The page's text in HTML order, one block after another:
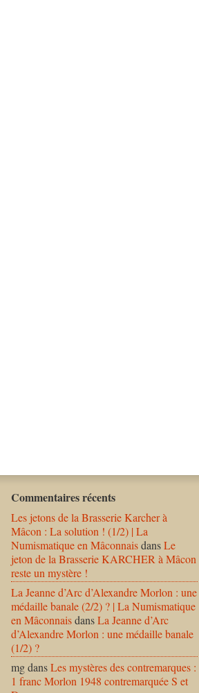
Commentaires récents
Les jetons de la Brasserie Karcher à
Mâcon : La solution ! (1/2) | La
Numismatique en MâconnaisdansLe
jeton de la Brasserie KARCHER à Mâcon
reste un mystère !
La Jeanne d’Arc d’Alexandre Morlon : une
médaille banale (2/2) ? | La Numismatique
en MâconnaisdansLa Jeanne d’Arc
d’Alexandre Morlon : une médaille banale
(1/2) ?
mgdansLes mystères des contremarques :
1 franc Morlon 1948 contremarquée S et